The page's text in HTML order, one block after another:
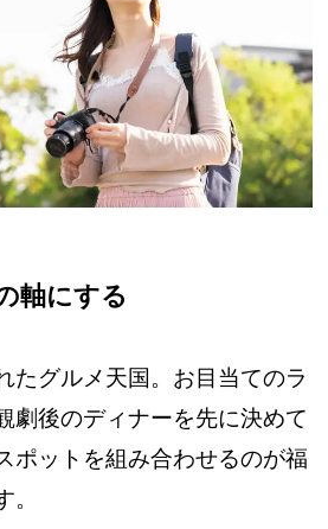
軸にする
たグルメ天国。お目当てのラ
劇後のディナーを先に決めて
ポットを組み合わせるのが福
。